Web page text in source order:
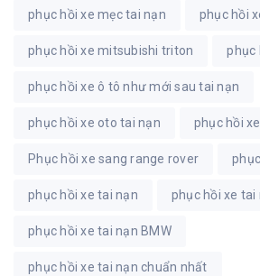
phục hồi xe mẹc tai nạn phục hồi
phục hồi xe mitsubishi triton phục
phục hồi xe ô tô như mới sau tai nạn
phục hồi xe oto tai nạn phục hồi
Phục hồi xe sang range rover
phục hồi xe tai nạn phục hồi xe tai
phục hồi xe tai nạn BMW
phục hồi xe tai nạn chuẩn nhất